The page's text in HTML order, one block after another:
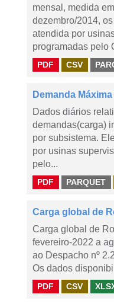
mensal, medida
dezembro/2014,
atendida por
programadas pelo
PDF CSV
Demanda
Dados diários
demandas(carga)
por subsistema.
por usinas
pelo...
PDF PARQUET
Carga global de
Carga global de
fevereiro-2022 a
ao Despacho nº
Os dados
PDF CSV